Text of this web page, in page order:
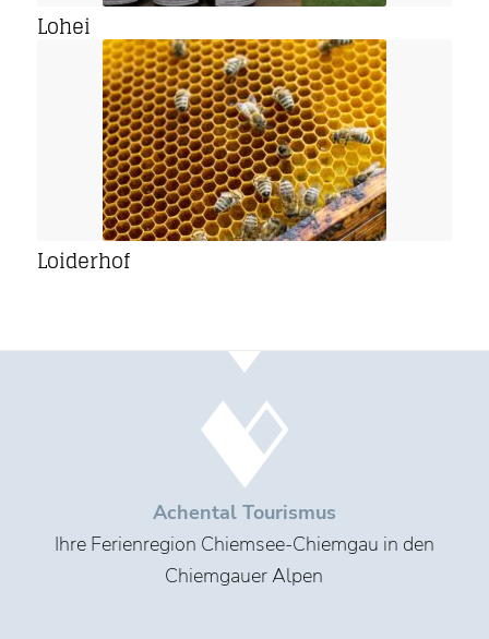
Lohei
Loiderhof
Achental Tourismus
Ihre Ferienregion Chiemsee-Chiemgau in den
Chiemgauer Alpen